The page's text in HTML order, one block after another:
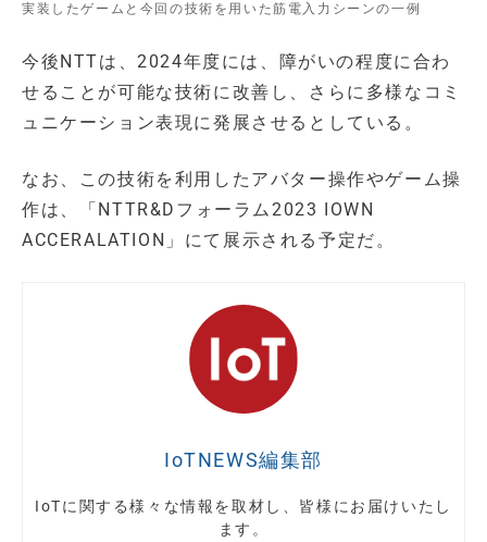
実装したゲームと今回の技術を用いた筋電入力シーンの一例
今後NTTは、2024年度には、障がいの程度に合わ
せることが可能な技術に改善し、さらに多様なコミ
ュニケーション表現に発展させるとしている。
なお、この技術を利用したアバター操作やゲーム操
作は、「NTTR&Dフォーラム2023 IOWN
ACCERALATION」にて展示される予定だ。
IoTNEWS編集部
IoTに関する様々な情報を取材し、皆様にお届けいたし
ます。